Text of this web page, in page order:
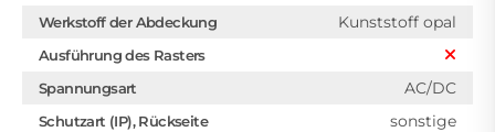
Werkstoff der Abdeckung Kunststoff opal
Ausführung des Rasters
Spannungsart
AC/DC
Schutzart (IP), Rückseite sonstige